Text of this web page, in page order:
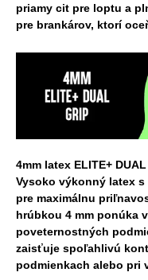
priamy cit pre loptu a
pre brankárov, ktorí
4mm latex ELITE+ DUAL
Vysoko výkonný latex
pre maximálnu
hrúbkou 4 mm ponúka
poveternostných
zaisťuje spoľahlivú
podmienkach alebo pri